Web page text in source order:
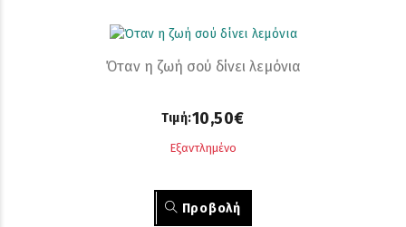
Όταν η ζωή σού δίνει λεµόνια
Τιμή:10,50€
Εξαντλημένο
Προβολή